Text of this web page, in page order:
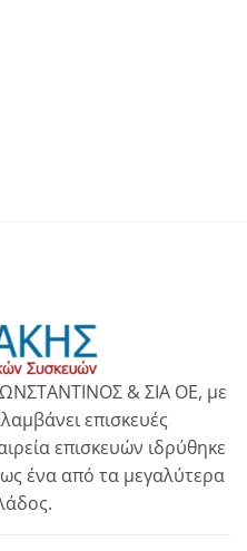
& ΣΙΑ ΟΕ, με
επισκευές
επισκευών ιδρύθηκε
ως ένα από τα μεγαλύτερα